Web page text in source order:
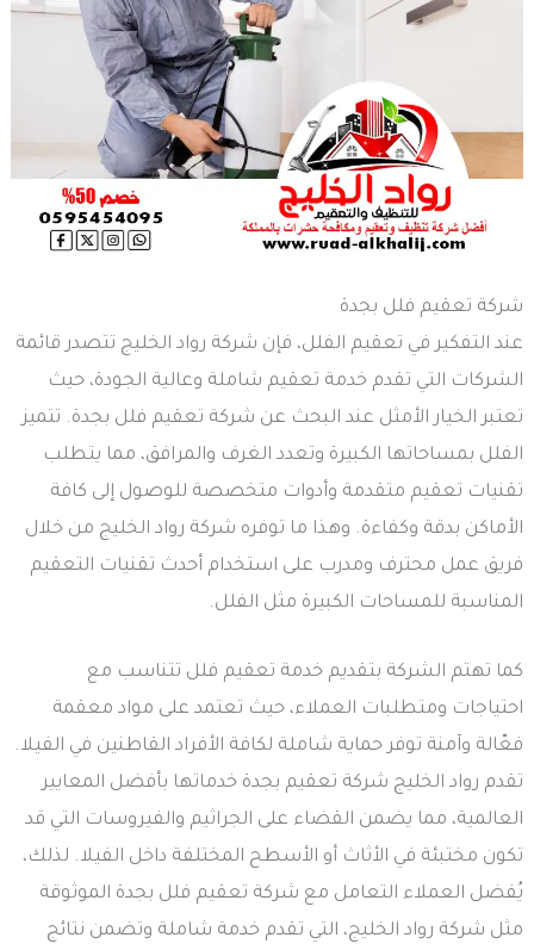
شركة تعقيم فلل بجدة
عند التفكير في تعقيم الفلل، فإن شركة رواد الخليج تتصدر قائمة
الشركات التي تقدم خدمة تعقيم شاملة وعالية الجودة، حيث
تعتبر الخيار الأمثل عند البحث عن شركة تعقيم فلل بجدة. تتميز
الفلل بمساحاتها الكبيرة وتعدد الغرف والمرافق، مما يتطلب
تقنيات تعقيم متقدمة وأدوات متخصصة للوصول إلى كافة
الأماكن بدقة وكفاءة. وهذا ما توفره شركة رواد الخليج من خلال
فريق عمل محترف ومدرب على استخدام أحدث تقنيات التعقيم
المناسبة للمساحات الكبيرة مثل الفلل.
كما تهتم الشركة بتقديم خدمة تعقيم فلل تتناسب مع
احتياجات ومتطلبات العملاء، حيث تعتمد على مواد معقمة
فعّالة وآمنة توفر حماية شاملة لكافة الأفراد القاطنين في الفيلا.
تقدم رواد الخليج شركة تعقيم بجدة خدماتها بأفضل المعايير
العالمية، مما يضمن القضاء على الجراثيم والفيروسات التي قد
تكون مختبئة في الأثاث أو الأسطح المختلفة داخل الفيلا. لذلك،
يُفضل العملاء التعامل مع شركة تعقيم فلل بجدة الموثوقة
مثل شركة رواد الخليج، التي تقدم خدمة شاملة وتضمن نتائج